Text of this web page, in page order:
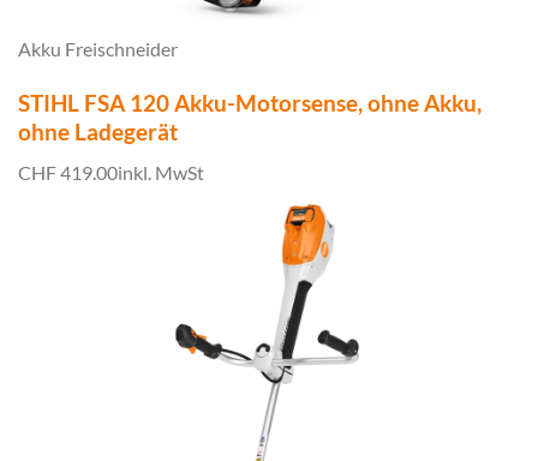
Akku Freischneider
STIHL FSA 120 Akku-Motorsense, ohne Akku,
ohne Ladegerät
CHF 419.00inkl. MwSt